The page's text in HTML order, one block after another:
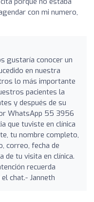
con mi numero,
gustaría conocer un
en nuestra
lo más importante
pacientes la
y después de su
WhatsApp 55 3956
que tuviste en clínica
tu nombre completo,
correo, fecha de
de tu visita en clínica.
recuerda
chat.- Janneth